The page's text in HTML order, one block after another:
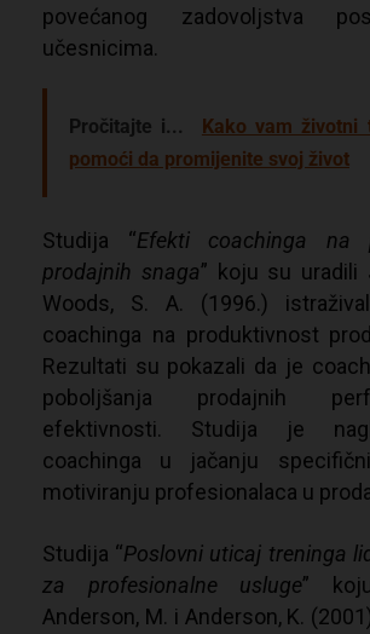
povećanog zadovoljstva
učesnicima.
Pročitajte i...
Kako vam životni
pomoći da promijenite svoj život
Studija “Efekti coachinga na
prodajnih snaga” koju su uradili
Woods, S. A. (1996.)
coachinga na produktivnost
Rezultati su pokazali da je
poboljšanja prodajnih
efektivnosti. Studija je
coachinga u jačanju
motiviranju profesionalaca u
Studija “Poslovni uticaj treninga
za profesionalne usluge”
Anderson, M. i Anderson, K.